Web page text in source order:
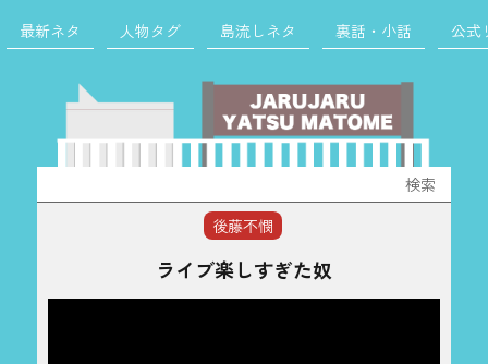
最新ネタ 人物タグ 島流しネタ 裏話・小話 公式
索:
後藤不憫
ライブ楽しすぎた奴